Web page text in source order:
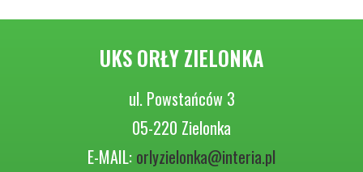
UKS ORŁY ZIELONKA
ul. Powstańców 3
05-220 Zielonka
E-MAIL: orlyzielonka@interia.pl